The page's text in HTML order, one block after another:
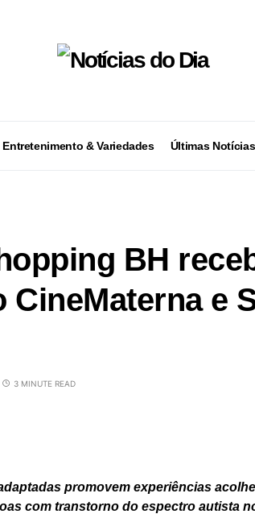
Entretenimento & Variedades Últimas Notícias
BH
e
3 MINUTE READ
promovem experiências
com transtorno do espectro autista